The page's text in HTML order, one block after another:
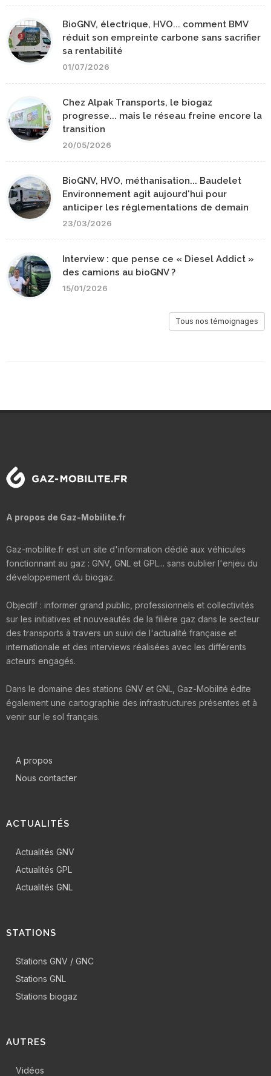
BioGNV, électrique, HVO... comment BMV
réduit son empreinte carbone sans sacrifier
sa rentabilité
01/07/2026
Chez Alpak Transports, le biogaz
progresse... mais le réseau freine encore la
transition
20/05/2026
BioGNV, HVO, méthanisation... Baudelet
Environnement agit aujourd'hui pour
anticiper les réglementations de demain
23/03/2026
Interview : que pense ce « Diesel Addict »
des camions au bioGNV ?
15/01/2026
Tous nos témoignages
A propos de Gaz-Mobilite.fr
Gaz-mobilite.fr est un site d'information dédié aux véhicules
fonctionnant au gaz : GNV, GNL et GPL... sans oublier l'enjeu du
développement du biogaz.
Objectif : informer grand public, professionnels et collectivités
sur les initiatives et nouveautés de la filière gaz dans le secteur
des transports à travers un suivi de l'actualité française et
internationale et des interviews réalisées avec les différents
acteurs engagés.
Dans le domaine des stations GNV et GNL, Gaz-Mobilité édite
également une cartographie des infrastructures présentes et à
venir sur le sol français.
A propos
Nous contacter
ACTUALITÉS
Actualités GNV
Actualités GPL
Actualités GNL
STATIONS
Stations GNV / GNC
Stations GNL
Stations biogaz
AUTRES
Vidéos